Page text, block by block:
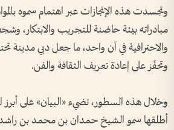
وتجسدت هذه الإنجازات عبر اهتمام سموه
مبادراته بيئة حاضنة للتجريب والابتكار،
والاحترافية في آن واحد، ما جعل دبي مدينة
وتحفّز على إعادة تعريف الثقافة والفن.
وخلال هذه السطور، تضيء «البيان» على أبرز
أطلقها سمو الشيخ حمدان بن محمد بن